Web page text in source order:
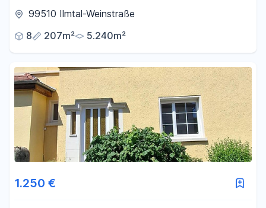
Weimar entfernt
99510 Ilmtal-Weinstraße
8
207m² 5.240m²
1.250 €